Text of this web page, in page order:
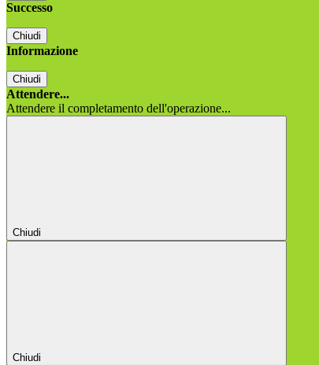
Successo
Chiudi
Informazione
Chiudi
Attendere...
Attendere il completamento dell'operazione...
Chiudi
Chiudi